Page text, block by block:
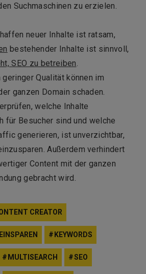
Suchmaschinen zu erzielen.
neuer Inhalte ist ratsam,
bestehender Inhalte ist sinnvoll,
SEO zu betreiben
Qualität können im
ganzen Domain schaden.
welche Inhalte
für Besucher sind und welche
generieren, ist unverzichtbar,
Außerdem verhindert
Content mit der ganzen
gebracht wird.
CREATOR
KEYWORDS
MULTISEARCH SEO